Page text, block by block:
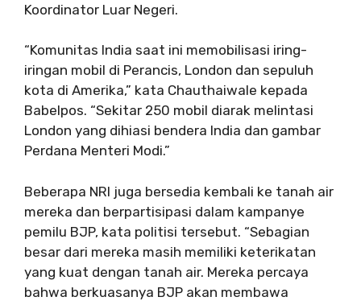
Koordinator Luar Negeri.
“Komunitas India saat ini memobilisasi iring-
iringan mobil di Perancis, London dan sepuluh
kota di Amerika,” kata Chauthaiwale kepada
Babelpos. “Sekitar 250 mobil diarak melintasi
London yang dihiasi bendera India dan gambar
Perdana Menteri Modi.”
Beberapa NRI juga bersedia kembali ke tanah air
mereka dan berpartisipasi dalam kampanye
pemilu BJP, kata politisi tersebut. “Sebagian
besar dari mereka masih memiliki keterikatan
yang kuat dengan tanah air. Mereka percaya
bahwa berkuasanya BJP akan membawa